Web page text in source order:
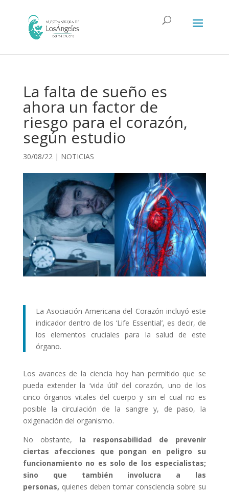
La falta de sueño es
ahora un factor de
riesgo para el corazón,
según estudio
30/08/22| NOTICIAS
La Asociación Americana del Corazón incluyó este
indicador dentro de los ‘Life Essential’, es decir, de
los elementos cruciales para la salud de este
órgano.
Los avances de la ciencia hoy han permitido que se
pueda extender la ‘vida útil’ del corazón, uno de los
cinco órganos vitales del cuerpo y sin el cual no es
posible la circulación de la sangre y, de paso, la
oxigenación del organismo.
No obstante, la responsabilidad de prevenir
ciertas afecciones que pongan en peligro su
funcionamiento no es solo de los especialistas;
sino que también involucra a las
personas, quienes deben tomar consciencia sobre su